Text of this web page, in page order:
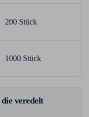
200 Stück
1000 Stück
veredelt